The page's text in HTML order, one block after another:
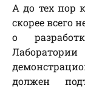
А до тех пор
скорее всего
о
должен